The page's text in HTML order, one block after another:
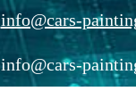
info@cars-
info@cars-